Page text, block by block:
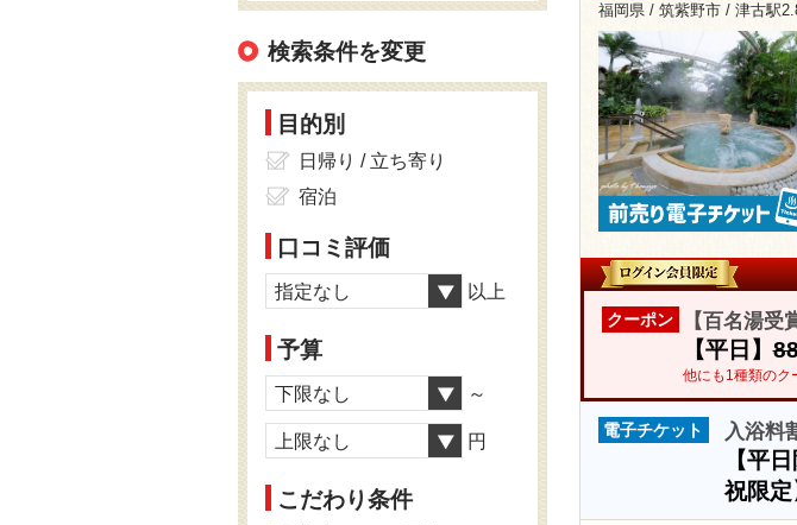
福岡県 / 筑紫野市 / 津古駅
クーポン 【百名湯
【平日】
他にも1種類のク
電子チケット 入浴料
【平
祝限
検索条件を変更
目的別
日帰り / 立ち寄り
宿泊
口コミ評価
指定なし 以上
予算
下限なし ～
上限なし 円
こだわり条件